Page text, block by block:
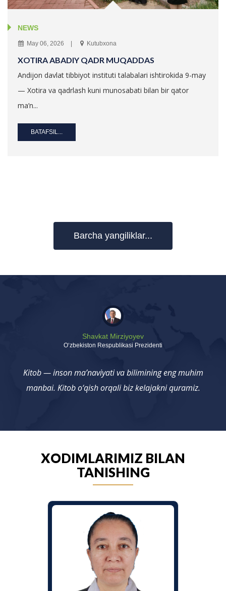
NEWS
May 06, 2026 Kutubxona
XOTIRA ABADIY QADR MUQADDAS
Andijon davlat tibbiyot instituti talabalari ishtirokida 9-may
— Xotira va qadrlash kuni munosabati bilan bir qator
ma’n...
BATAFSIL...
Barcha yangiliklar...
Shavkat Mirziyoyev
Oʻzbekiston Respublikasi Prezidenti
Kitob — inson ma’naviyati va bilimining eng muhim
manbai. Kitob o‘qish orqali biz kelajakni quramiz.
XODIMLARIMIZ BILAN
TANISHING